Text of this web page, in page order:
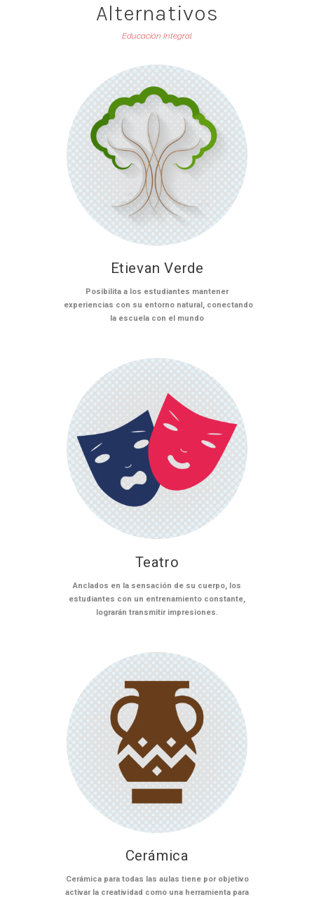
Alternativos
Educación Integral
Etievan Verde
Posibilita a los estudiantes mantener
experiencias con su entorno natural, conectando
la escuela con el mundo
Teatro
Anclados en la sensación de su cuerpo, los
estudiantes con un entrenamiento constante,
lograrán transmitir impresiones.
Cerámica
Cerámica para todas las aulas tiene por objetivo
activar la creatividad como una herramienta para